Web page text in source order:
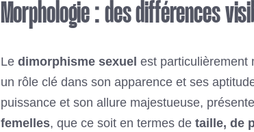
Morphologie : des différences
Le dimorphisme sexuel est particulièrement
un rôle clé dans son apparence et ses
puissance et son allure majestueuse,
femelles, que ce soit en termes de taille, de